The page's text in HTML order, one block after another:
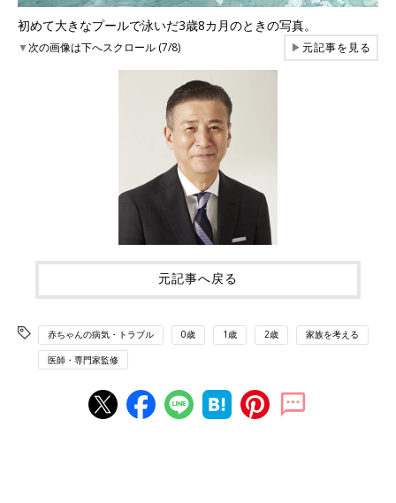
初めて大きなプールで泳いだ3歳8カ月のときの写真。
▼次の画像は下へスクロール (7/8) ▶元記事を見る
元記事へ戻る
赤ちゃんの病気・トラブル 0歳 1歳 2歳 家族を考える
医師・専門家監修